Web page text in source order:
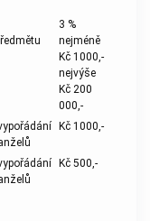
3 %
nejméně
Kč 1000,-
nejvýše
Kč 200
000,-
Kč 1000,-
Kč 500,-